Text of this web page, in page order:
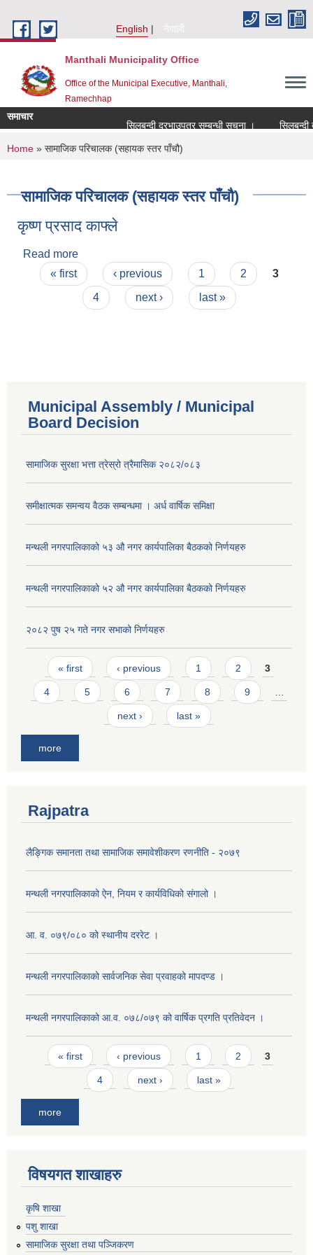
English
नेपाली
Manthali Municipality Office
Office of the Municipal Executive, Manthali,
Ramechhap
समाचार
सिलबन्दी दरभाउपत्र सम्बन्धी सूचना ।
सिलबन्दी
You are here
Home » सामाजिक परिचालक (सहायक स्तर पाँचौ)
सामाजिक परिचालक (सहायक स्तर पाँचौ)
कृष्ण प्रसाद काफ्ले
Read more
Pages
« first ‹ previous 1 2
3
4
next › last »
Municipal Assembly / Municipal
Board Decision
सामाजिक सुरक्षा भत्ता त्रेस्रो त्रैमासिक २०८२/०८३
समीक्षात्मक समन्वय वैठक सम्बन्धमा । अर्ध वार्षिक समिक्षा
मन्थली नगरपालिकाको ५३ औ नगर कार्यपालिका बैठकको निर्णयहरु
मन्थली नगरपालिकाको ५२ औ नगर कार्यपालिका बैठकको निर्णयहरु
२०८२ पुष २५ गते नगर सभाको निर्णयहरु
Pages
« first ‹ previous 1 2 3
4 5 6 7 8 9
next › last »
more
Rajpatra
लैङ्गिक समानता तथा सामाजिक समावेशीकरण रणनीति - २०७९
मन्थली नगरपालिकाको ऐन, नियम र कार्यविधिको संगालो ।
आ. व. ०७९/०८० को स्थानीय दररेट ।
मन्थली नगरपालिकाको सार्वजनिक सेवा प्रवाहको मापदण्ड ।
मन्थली नगरपालिकाको आ.व. ०७८/०७९ को वार्षिक प्रगति प्रतिवेदन ।
Pages
« first ‹ previous 1 2 3
4 next › last »
more
विषयगत शाखाहरु
कृषि शाखा
पशु शाखा
सामाजिक सुरक्षा तथा पञ्जिकरण